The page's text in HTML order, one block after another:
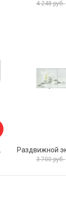
4 248 руб.
3 700 руб.